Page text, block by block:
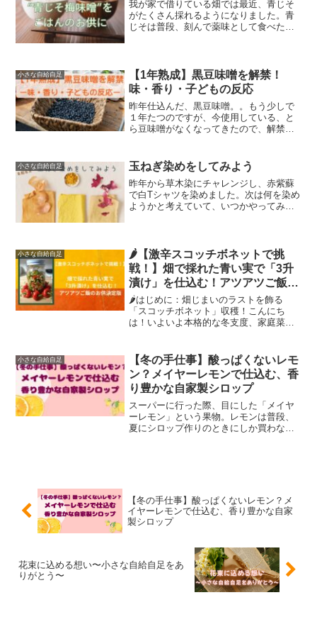
我が家で借りている畑では最近、青じそ
がたくさん採れるようになりました。青
じそは普段、刻んで薬味として食べた
した。本ブログのおすすめの...
小さな自給自足
【1年熟成】黒豆味噌を解禁！
味・香り・子どもの反応
昨年仕込んだ、黒豆味噌。。もう少しで
１年たつのですが、今使用している、と
ら豆味噌がなくなってきたので、解禁し
たい方・味噌を手作りしてみようと思っ
ている方黒豆味噌とは黒豆...
小さな自給自足 玉ねぎ染めをしてみよう
昨年から草木染にチャレンジし、赤紫蘇
で白Tシャツを染めました。次は何を染め
ようかと考えていて、いつかやってみた
物に興味のある方・身近な...
小さな自給自足
🌶️【激辛スコッチボネットで挑
戦！】畑で採れた青い実で「3升
漬け」を仕込む！アツアツご飯の
お供決定版
🌶️はじめに：畑じまいのラストを飾る
「スコッチボネット」収穫！こんにち
は！いよいよ本格的な冬支度、家庭菜園
ほぼ終えました。畑じまいの際に、一部
赤くなる前に収穫したのが、...
小さな自給自足
【冬の手仕事】酸っぱくないレモ
ン？メイヤーレモンで仕込む、香
り豊かな自家製シロップ
スーパーに行った際、目にした「メイヤ
ーレモン」という果物。レモンは普段、
夏にシロップ作りのときにしか買わない
【冬の手仕事】酸っぱくないレモン？メ
イヤーレモンで仕込む、香り豊かな自家
製シロップ
花束に込める想い〜小さな自給自足をあ
りがとう〜